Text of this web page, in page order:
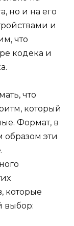
но и на его
и
что
кодека и
что
который
Формат, в
образом эти
которые
выбор: